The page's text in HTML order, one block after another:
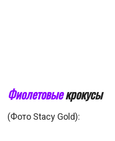
Фиолетовыекрокусы
(Фото Stacy Gold):